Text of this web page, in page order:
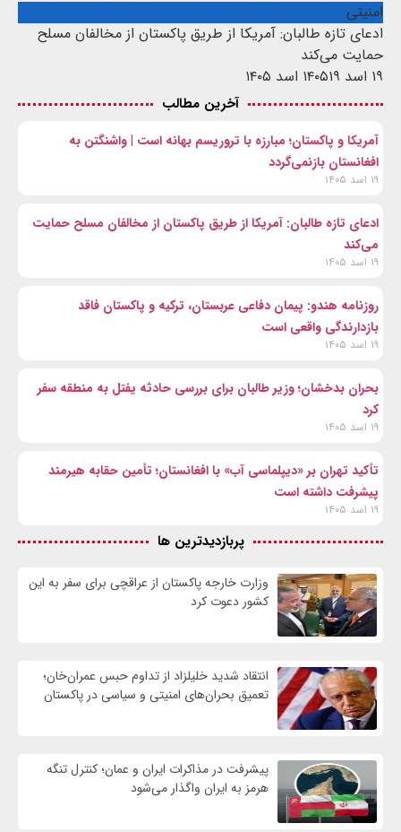
امنیتی
ادعای تازه طالبان: آمریکا از طریق پاکستان از مخالفان مسلح
حمایت می‌کند
۱۹ اسد ۱۴۰۵
۱۹ اسد ۱۴۰۵
آخرین مطالب
آمریکا و پاکستان؛ مبارزه با تروریسم بهانه است | واشنگتن به
افغانستان بازنمی‌گردد
۱۹ اسد ۱۴۰۵
ادعای تازه طالبان: آمریکا از طریق پاکستان از مخالفان مسلح حمایت
می‌کند
۱۹ اسد ۱۴۰۵
روزنامه هندو: پیمان دفاعی عربستان، ترکیه و پاکستان فاقد
بازدارندگی واقعی است
۱۹ اسد ۱۴۰۵
بحران بدخشان؛ وزیر طالبان برای بررسی حادثه یفتل به منطقه سفر
کرد
۱۹ اسد ۱۴۰۵
تأکید تهران بر «دیپلماسی آب» با افغانستان؛ تأمین حقابه هیرمند
پیشرفت داشته است
۱۹ اسد ۱۴۰۵
پربازدیدترین ها
وزارت خارجه پاکستان از عراقچی برای سفر به این
کشور دعوت کرد
انتقاد شدید خلیلزاد از تداوم حبس عمران‌خان؛
تعمیق بحران‌های امنیتی و سیاسی در پاکستان
پیشرفت در مذاکرات ایران و عمان؛ کنترل تنگه
هرمز به ایران واگذار می‌شود